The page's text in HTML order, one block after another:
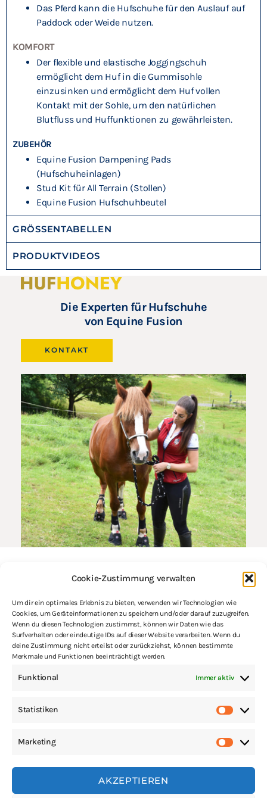
Cookie-Zustimmung verwalten
Um dir ein optimales Erlebnis zu bieten, verwenden wir Technologien wie
Cookies, um Geräteinformationen zu speichern und/oder darauf zuzugreifen.
Wenn du diesen Technologien zustimmst, können wir Daten wie das
Surfverhalten oder eindeutige IDs auf dieser Website verarbeiten. Wenn du
deine Zustimmung nicht erteilst oder zurückziehst, können bestimmte
Merkmale und Funktionen beeinträchtigt werden.
Funktional Immer aktiv
Statistiken
Marketing
AKZEPTIEREN
Das Pferd kann die Hufschuhe für den Auslauf auf
Paddock oder Weide nutzen.
KOMFORT
Der flexible und elastische Joggingschuh
ermöglicht dem Huf in die Gummisohle
einzusinken und ermöglicht dem Huf vollen
Kontakt mit der Sohle, um den natürlichen
Blutfluss und Huffunktionen zu gewährleisten.
ZUBEHÖR
Equine Fusion Dampening Pads
(Hufschuheinlagen)
Stud Kit für All Terrain (Stollen)
Equine Fusion Hufschuhbeutel
GRÖSSENTABELLEN
PRODUKTVIDEOS
Die Experten für Hufschuhe
von Equine Fusion
KONTAKT
Email:info@problempferde.info
Phone: +49 7763 9188266
Mo-Fr 9:00 – 17:00 Uhr
Professionelle Beratung bei der Wahl und dem Kauf
Datenschützerklärung